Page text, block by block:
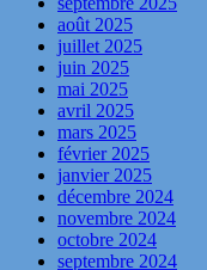
août 2025
juillet 2025
juin 2025
mai 2025
avril 2025
mars 2025
février 2025
janvier 2025
décembre 2024
novembre 2024
octobre 2024
septembre 2024